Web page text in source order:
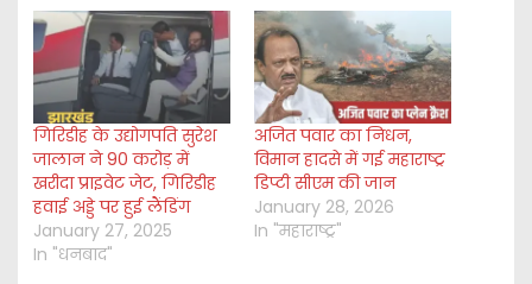
गिरिडीह के उद्योगपति सुरेश
जालान ने 90 करोड़ में
खरीदा प्राइवेट जेट, गिरिडीह
हवाई अड्डे पर हुई लैंडिंग
January 27, 2025
In "धनबाद"
अजित पवार का निधन,
विमान हादसे में गई महाराष्ट्र
डिप्टी सीएम की जान
January 28, 2026
In "महाराष्ट्र"